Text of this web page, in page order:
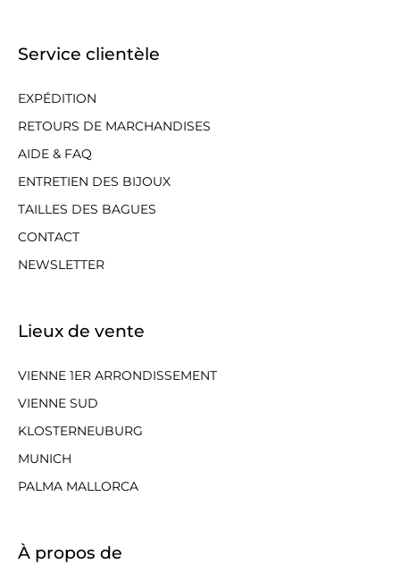
Service clientèle
EXPÉDITION
RETOURS DE MARCHANDISES
AIDE & FAQ
ENTRETIEN DES BIJOUX
TAILLES DES BAGUES
CONTACT
NEWSLETTER
Lieux de vente
VIENNE 1ER ARRONDISSEMENT
VIENNE SUD
KLOSTERNEUBURG
MUNICH
PALMA MALLORCA
À propos de